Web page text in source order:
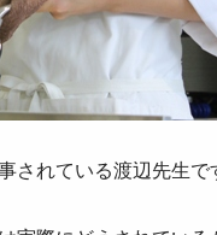
されている渡辺先生で